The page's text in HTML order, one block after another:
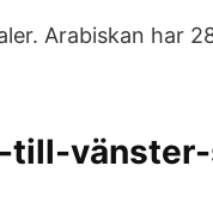
Arabiskan har
till-